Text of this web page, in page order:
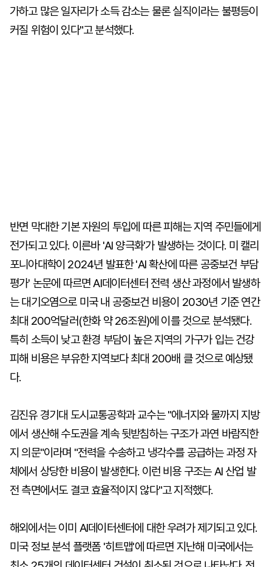
가하고 많은 일자리가 소득 감소는 물론 실직이라는 불평등이
커질 위험이 있다"고 분석했다.
반면 막대한 기본 자원의 투입에 따른 피해는 지역 주민들에게
전가되고 있다. 이른바 'AI 양극화'가 발생하는 것이다. 미 캘리
포니아대학이 2024년 발표한 'AI 확산에 따른 공중보건 부담
평가' 논문에 따르면 AI데이터센터 전력 생산 과정에서 발생하
는 대기오염으로 미국 내 공중보건 비용이 2030년 기준 연간
최대 200억달러(한화 약 26조원)에 이를 것으로 분석됐다.
특히 소득이 낮고 환경 부담이 높은 지역의 가구가 입는 건강
피해 비용은 부유한 지역보다 최대 200배 클 것으로 예상됐
다.
김진유 경기대 도시교통공학과 교수는 "에너지와 물까지 지방
에서 생산해 수도권을 계속 뒷받침하는 구조가 과연 바람직한
지 의문"이라며 "전력을 수송하고 냉각수를 공급하는 과정 자
체에서 상당한 비용이 발생한다. 이런 비용 구조는 AI 산업 발
전 측면에서도 결코 효율적이지 않다"고 지적했다.
해외에서는 이미 AI데이터센터에 대한 우려가 제기되고 있다.
미국 정보 분석 플랫폼 '히트맵'에 따르면 지난해 미국에서는